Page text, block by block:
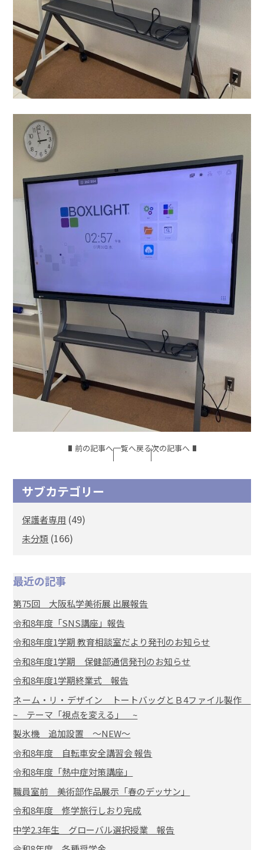
前の記事へ一覧へ戻る次の記事へ
サブカテゴリー
保護者専用 (49)
未分類 (166)
最近の記事
第75回 大阪私学美術展 出展報告
令和8年度「SNS講座」報告
令和8年度1学期 教育相談室だより発刊のお知らせ
令和8年度1学期 保健部通信発刊のお知らせ
令和8年度1学期終業式 報告
ネーム・リ・デザイン トートバッグとＢ4ファイル製作
~ テーマ「視点を変える」 ~
製氷機 追加設置 ～NEW～
令和8年度 自転車安全講習会 報告
令和8年度「熱中症対策講座」
職員室前 美術部作品展示「春のデッサン」
令和8年度 修学旅行しおり完成
中学2.3年生 グローバル選択授業 報告